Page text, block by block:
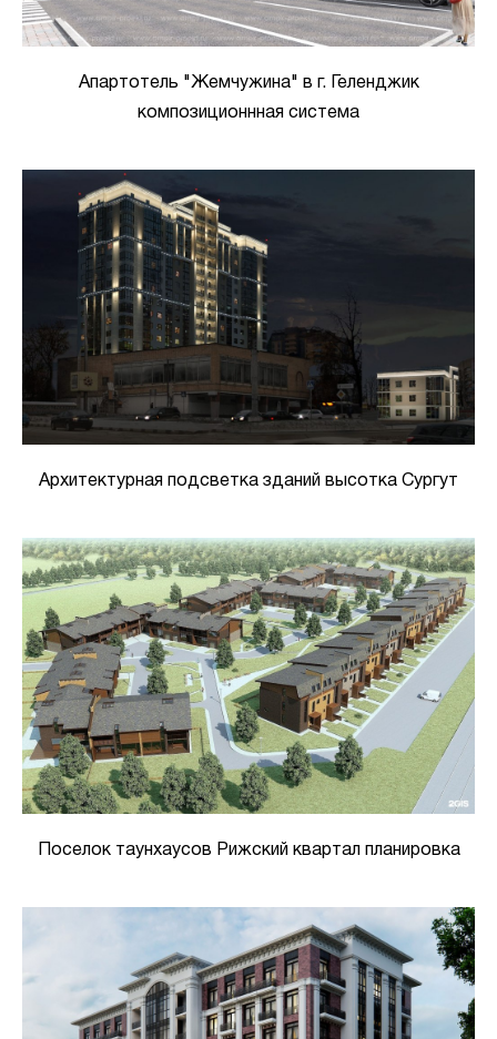
Апартотель "Жемчужина" в г. Геленджик
композиционнная система
Архитектурная подсветка зданий высотка Сургут
Поселок таунхаусов Рижский квартал планировка